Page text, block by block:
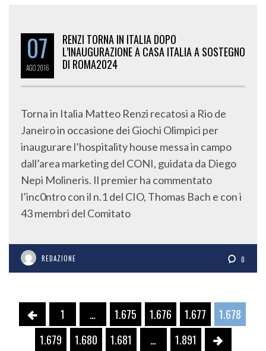
07
AGO2016
RENZI TORNA IN ITALIA DOPO
L’INAUGURAZIONE A CASA ITALIA A SOSTEGNO
DI ROMA2024
Torna in Italia Matteo Renzi recatosi a Rio de
Janeiro in occasione dei Giochi Olimpici per
inaugurare l’hospitality house messa in campo
dall’area marketing del CONI, guidata da Diego
Nepi Molineris. Il premier ha commentato
l’inc0ntro con il n.1 del CIO, Thomas Bach e con i
43 membri del Comitato
REDAZIONE 0
1 … 1.675 1.676 1.677
1.678
1.679
1.680 1.681 … 1.891